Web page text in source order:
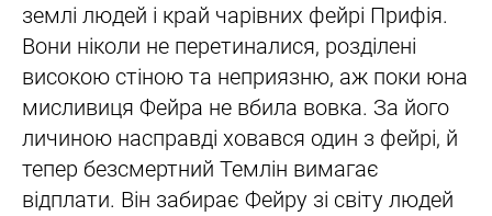
землі людей і край чарівних фейрі Прифія.
Вони ніколи не перетиналися, розділені
високою стіною та неприязню, аж поки юна
мисливиця Фейра не вбила вовка. За його
личиною насправді ховався один з фейрі, й
тепер безсмертний Темлін вимагає
відплати. Він забирає Фейру зі світу людей